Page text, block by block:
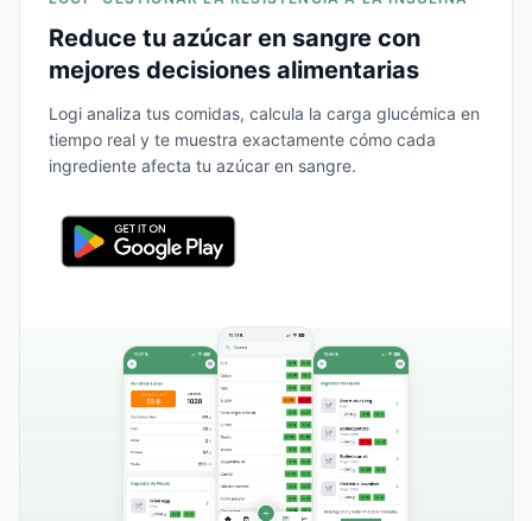
Reduce tu azúcar en sangre con
mejores decisiones alimentarias
Logi analiza tus comidas, calcula la carga glucémica en
tiempo real y te muestra exactamente cómo cada
ingrediente afecta tu azúcar en sangre.